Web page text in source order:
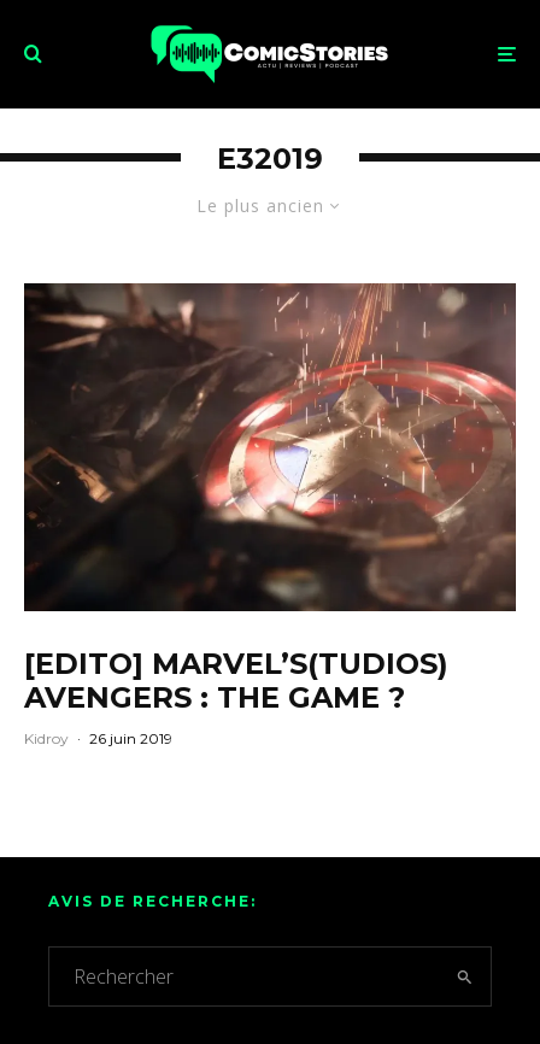
Le plus ancien
E32019
[EDITO] MARVEL’S(TUDIOS)
AVENGERS : THE GAME ?
Kidroy · 26 juin 2019
AVIS DE RECHERCHE: